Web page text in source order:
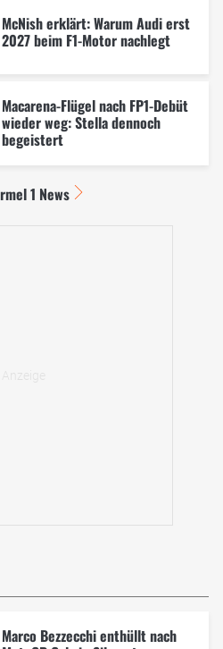
McNish erklärt: Warum Audi erst
2027 beim F1-Motor nachlegt
Macarena-Flügel nach FP1-Debüt
wieder weg: Stella dennoch
begeistert
1 News
Marco Bezzecchi enthüllt nach